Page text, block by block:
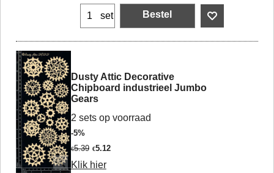
set Bestel
Dusty Attic Decorative
Chipboard industrieel Jumbo
Gears
2 sets op voorraad
-5%
€5.39 €5.12
Klik hier